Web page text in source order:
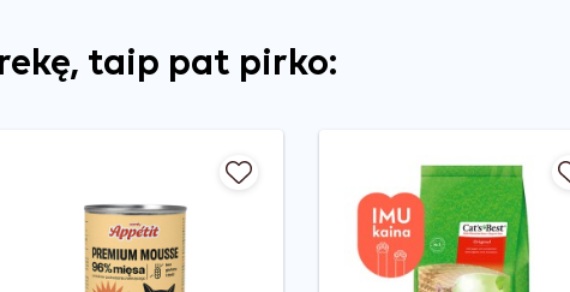
taip pat pirko: